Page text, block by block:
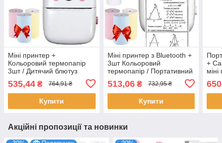
Міні принтер +
Кольоровий термопапір
3шт / Дитячий блютуз
535,44 ₴ 764,91 ₴
Купити
Міні принтер з Bluetooth +
3шт Кольоровий
термопапір / Портативний
принтер для телефону /
Термопринтер
513,06₴ 732,95 ₴
Купити
+
Акційні пропозиції та новинки